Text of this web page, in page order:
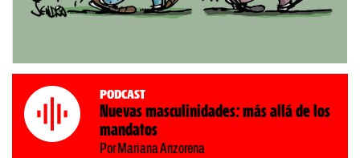
Podcast
Nuevas masculinidades: más allá de los
mandatos
Por Mariana Anzorena